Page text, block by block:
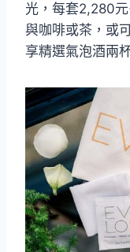
光，每套2,280
與咖啡或茶，或
享精選氣泡酒兩